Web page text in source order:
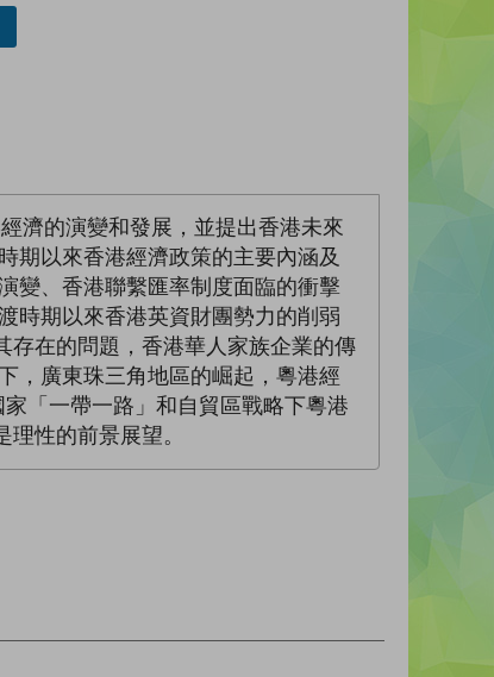
濟的演變和發展，並提出香港未來
期以來香港經濟政策的主要內涵及
變、香港聯繫匯率制度面臨的衝擊
時期以來香港英資財團勢力的削弱
存在的問題，香港華人家族企業的傳
，廣東珠三角地區的崛起，粵港經
「一帶一路」和自貿區戰略下粵港
性的前景展望。